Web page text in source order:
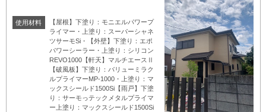
使用材料
【屋根】下塗り：モニエルパワープ
ライマー・上塗り：スーパーシャネ
ツサーモSi・【外壁】下塗り：エポ
パワーシーラー・上塗り：シリコン
REVO1000【軒天】マルチエースⅡ
【破風板】下塗り：バリューミラク
ルプライマーMP-1000・上塗り：マ
ックスシールド1500Si【雨戸】下塗
り：サーモっテックメタルプライマ
ー上塗り：マックスシールド1500Si